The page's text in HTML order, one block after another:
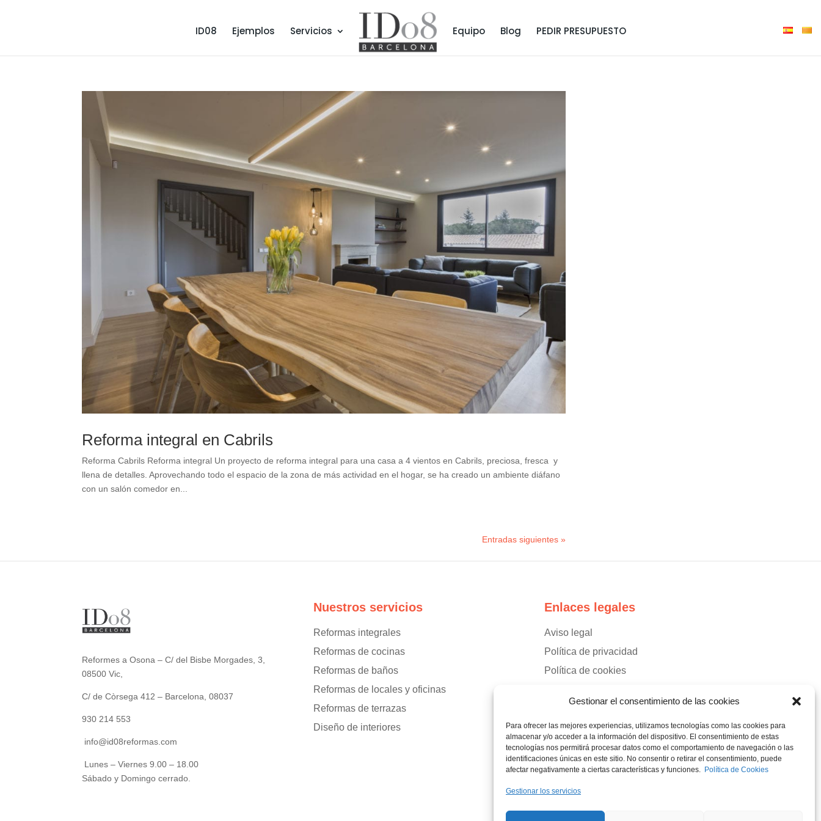
Gestionar el consentimiento de las cookies
Para ofrecer las mejores experiencias, utilizamos tecnologías como las cookies para
almacenar y/o acceder a la información del dispositivo. El consentimiento de estas
tecnologías nos permitirá procesar datos como el comportamiento de navegación o las
identificaciones únicas en este sitio. No consentir o retirar el consentimiento, puede
afectar negativamente a ciertas características y funciones. Política de Cookies
Gestionar los servicios
ID08 Ejemplos Servicios Equipo Blog PEDIR PRESUPUESTO
Reforma integral en Cabrils
Reforma Cabrils Reforma integral Un proyecto de reforma integral para una casa a 4 vientos en Cabrils, preciosa, fresca y
llena de detalles. Aprovechando todo el espacio de la zona de más actividad en el hogar, se ha creado un ambiente diáfano
con un salón comedor en...
Entradas siguientes »
Reformes a Osona – C/ del Bisbe Morgades, 3,
08500 Vic,
C/ de Còrsega 412 – Barcelona, 08037
930 214 553
info@id08reformas.com
Lunes – Viernes 9.00 – 18.00
Sábado y Domingo cerrado.
Nuestros servicios
Reformas integrales
Reformas de cocinas
Reformas de baños
Reformas de locales y oficinas
Reformas de terrazas
Diseño de interiores
Enlaces legales
Aviso legal
Política de privacidad
Política de cookies